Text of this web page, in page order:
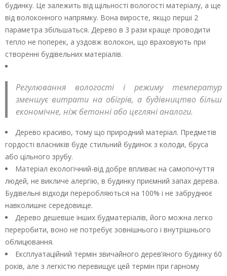
будинку. Це залежить від щільності вологості матеріалу, а ще
від волоконного напрямку. Вона виросте, якщо перші 2
параметра збільшаться. Дерево в 3 рази краще проводити
тепло не поперек, а уздовж волокон, що враховують при
створенні будівельних матеріалів.
Регулювання вологості і режиму температур
зменшує витрати на обігрів, а будівництво більш
економічне, ніж бетонні або цегляні аналоги.
Дерево красиво, тому що природний матеріал. Предметів
гордості власників буде стильний будинок з колоди, бруса
або цільного зрубу.
Матеріал екологічний-від добре впливає на самопочуття
людей, не викличе алергію, в будинку приємний запах дерева.
Будівельні відходи переробляються на 100% і не забруднює
навколишнє середовище.
Дерево дешевше інших будматеріалів, його можна легко
переробити, воно не потребує зовнішнього і внутрішнього
облицювання.
Експлуатаційний термін звичайного дерев’яного будинку 60
років, але з легкістю перевищує цей термін при гарному